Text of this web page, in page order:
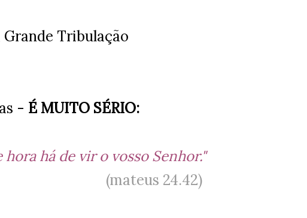
Grande Tribulação
- É MUITO SÉRIO:
há de vir o vosso Senhor."
(mateus 24.42)